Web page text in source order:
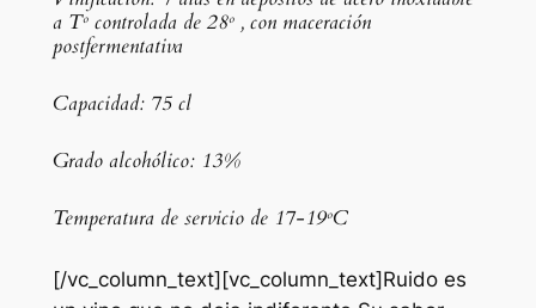
a Tº controlada de 28º , con maceración
postfermentativa
Capacidad: 75 cl
Grado alcohólico: 13%
Temperatura de servicio de 17-19ºC
[/vc_column_text][vc_column_text]Ruido es